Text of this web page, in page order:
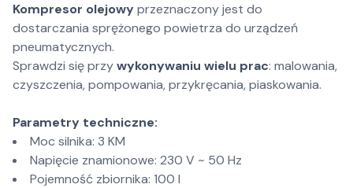
Kompresor olejowyprzeznaczony jest do
dostarczania sprężonego powietrza do urządzeń
pneumatycznych.
Sprawdzi się przywykonywaniu wielu prac: malowania,
czyszczenia, pompowania, przykręcania, piaskowania.
Parametry techniczne:
Moc silnika: 3 KM
Napięcie znamionowe: 230 V ~ 50 Hz
Pojemność zbiornika: 100 l